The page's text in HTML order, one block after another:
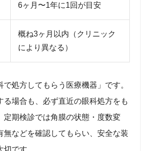
6ヶ月〜1年に1回が目安
概ね3ヶ月以内（クリニック
により異なる）
で処方してもらう医療機器」です。
る場合も、必ず直近の眼科処方をも
定期検診では角膜の状態・度数変
無などを確認してもらい、安全な装
です。